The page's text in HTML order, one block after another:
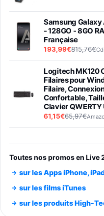
Samsung
- 128GO - 8GO
Française
193,99€815,76€
Logitech MK120
Filaires pour
Filaire,
Confortable,
Clavier QWERTY
61,15€65,97€
entraénement
trs/min) avec
Smartphone
891,99€1199€Fnac
Toutes nos promos en Live
sur les Apps iPhone,
sur les films iTunes
sur les produits High-